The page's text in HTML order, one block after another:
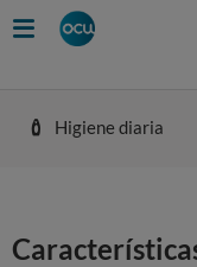
Higiene diaria